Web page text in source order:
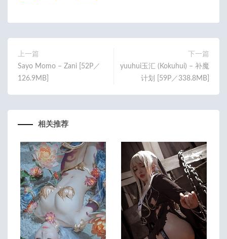
b
o
o
k
itt
er
ail
上一篇
Sayo Momo – Zani [52P／
126.9MB]
下一篇
yuuhui玉汇 (Kokuhui) – 补魔
计划 [59P／338.8MB]
相关推荐